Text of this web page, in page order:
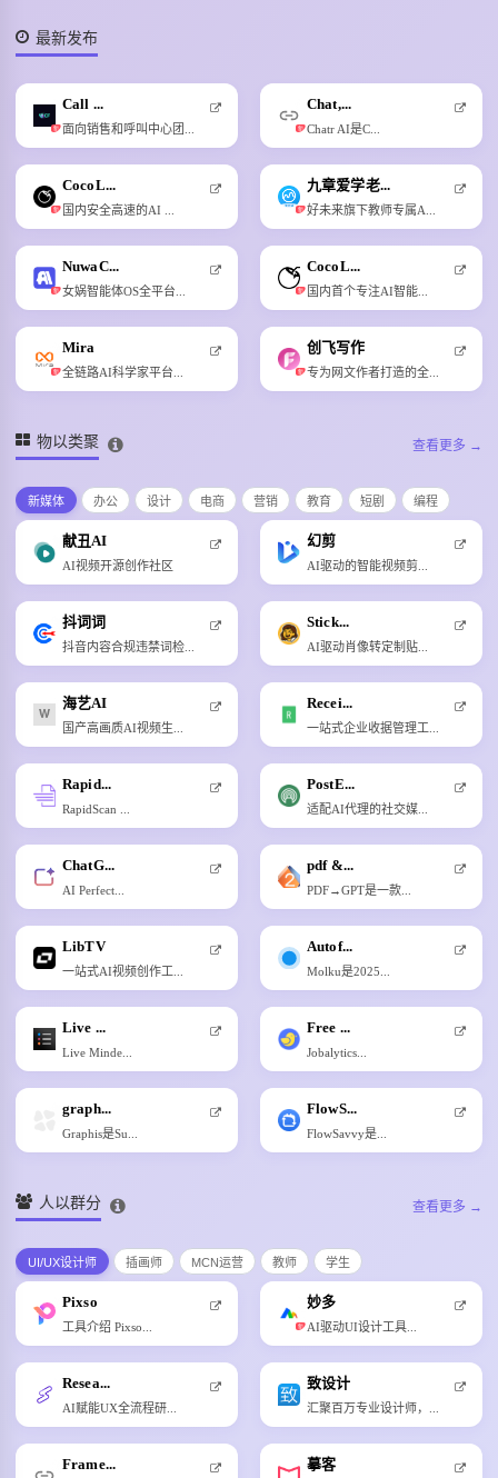
最新发布
新
Call ...
面向销售和呼叫中心团... 新
Chat,...
Chatr AI是C...
新
CocoL...
国内安全高速的AI ... 新
九章爱学老...
好未来旗下教师专属A...
新
NuwaC...
女娲智能体OS全平台... 新
CocoL...
国内首个专注AI智能...
新
Mira
全链路AI科学家平台... 新
创飞写作
专为网文作者打造的全...
物以类聚 查看更多 →
新媒体 办公 设计 电商 营销 教育 短剧 编程
献丑AI
AI视频开源创作社区
幻剪
AI驱动的智能视频剪...
抖词词
抖音内容合规违禁词检...
Stick...
AI驱动肖像转定制贴...
海艺AI
国产高画质AI视频生...
Recei...
一站式企业收据管理工...
Rapid...
RapidScan ...
PostE...
适配AI代理的社交媒...
ChatG...
AI Perfect...
pdf &...
PDF→GPT是一款...
LibTV
一站式AI视频创作工...
Autof...
Molku是2025...
Live ...
Live Minde...
Free ...
Jobalytics...
graph...
Graphis是Su...
FlowS...
FlowSavvy是...
人以群分 查看更多 →
UI/UX设计师 插画师 MCN运营 教师 学生
Pixso
工具介绍 Pixso... 新
妙多
AI驱动UI设计工具...
Resea...
AI赋能UX全流程研...
致设计
汇聚百万专业设计师，...
Frame... 摹客